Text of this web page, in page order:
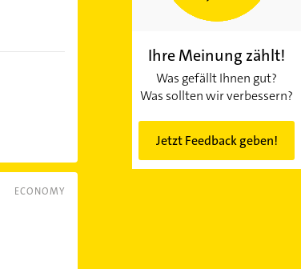
ECONOMY
Ihre Meinung zählt!
Was gefällt Ihnen gut?
Was sollten wir verbessern?
Jetzt Feedback geben!